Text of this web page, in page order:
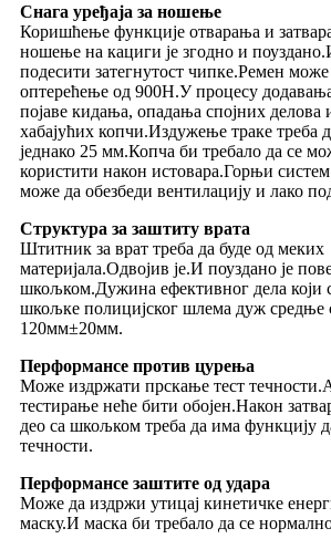
Снага уређаја за ношење
Коришћење функције отварања и
ношење на кациги је згодно и
подесити затегнутост чипке.Ремен
оптерећење од 900Н.У процесу
појаве кидања, опадања спојних
хабајућих копчи.Издужење траке треба
једнако 25 мм.Копча би требало да се
користити након истовара.Горњи
може да обезбеди вентилацију и лако
Структура за заштиту врата
Штитник за врат треба да буде од меких
материјала.Одвојив је.И поуздано је
шкољком.Дужина ефективног дела који
шкољке полицијског шлема дуж средње
120мм±20мм.
Перформансе против цурења
Може издржати прскање тест
тестирање неће бити обојен.Након
део са шкољком треба да има функцију
течности.
Перформансе заштите од удара
Може да издржи утицај кинетичке
маску.И маска би требало да се